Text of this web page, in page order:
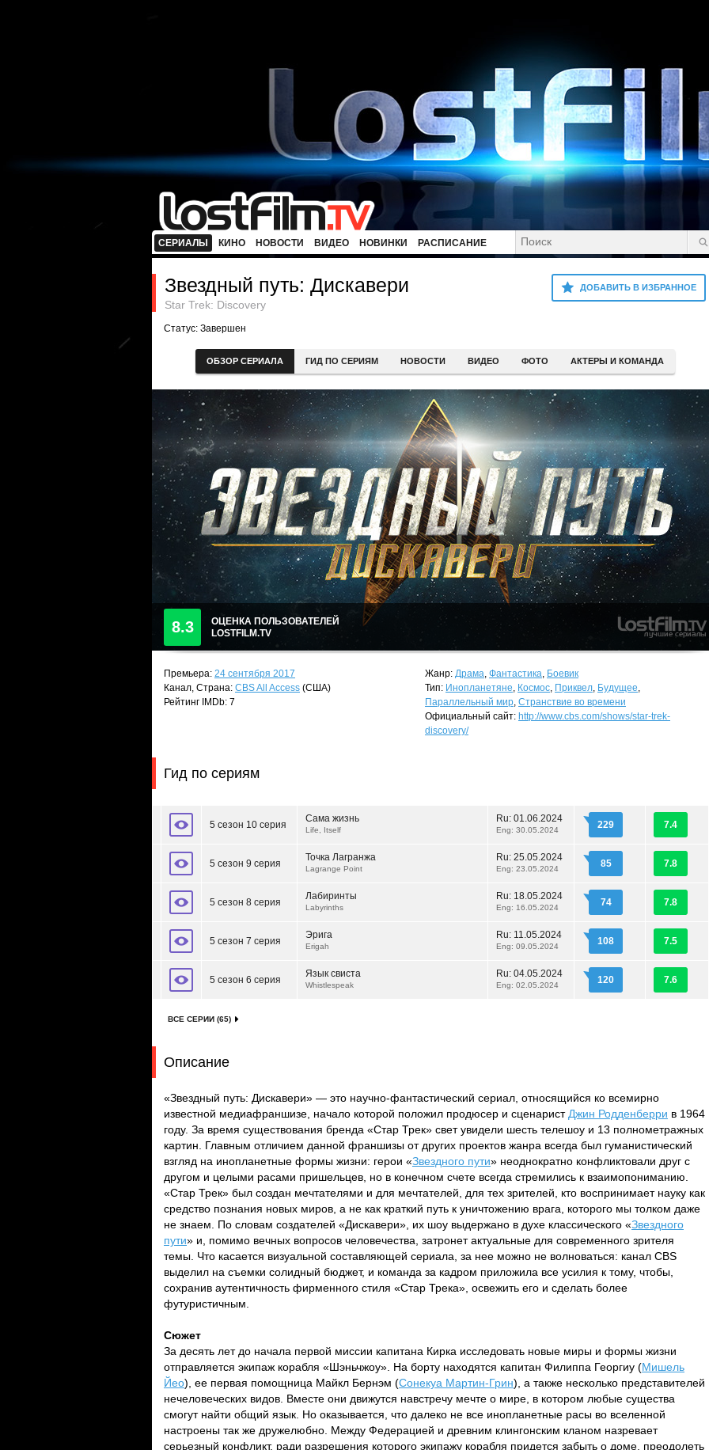
СЕРИАЛЫ КИНО НОВОСТИ ВИДЕО НОВИНКИ РАСПИСАНИЕ
ДОБАВИТЬ В ИЗБРАННОЕ
Звездный путь: Дискавери
Star Trek: Discovery
Статус: Завершен
ОБЗОР СЕРИАЛА ГИД ПО СЕРИЯМ НОВОСТИ ВИДЕО ФОТО АКТЕРЫ И КОМАНДА
8.3
ОЦЕНКА ПОЛЬЗОВАТЕЛЕЙ
LOSTFILM.TV
Премьера: 24 сентября 2017
Канал, Страна: CBS All Access (США)
Рейтинг IMDb: 7
Жанр: Драма, Фантастика, Боевик
Тип: Инопланетяне, Космос, Приквел, Будущее,
Параллельный мир, Странствие во времени
Официальный сайт: http://www.cbs.com/shows/star-trek-
discovery/
Гид по сериям
5 сезон 10 серия
Сама жизнь
Life, Itself
Ru: 01.06.2024
Eng: 30.05.2024 229 7.4
5 сезон 9 серия
Точка Лагранжа
Lagrange Point
Ru: 25.05.2024
Eng: 23.05.2024 85 7.8
5 сезон 8 серия
Лабиринты
Labyrinths
Ru: 18.05.2024
Eng: 16.05.2024 74 7.8
5 сезон 7 серия
Эрига
Erigah
Ru: 11.05.2024
Eng: 09.05.2024 108 7.5
5 сезон 6 серия
Язык свиста
Whistlespeak
Ru: 04.05.2024
Eng: 02.05.2024 120 7.6
ВСЕ СЕРИИ (65)
Описание
«Звездный путь: Дискавери» — это научно-фантастический сериал, относящийся ко всемирно
известной медиафраншизе, начало которой положил продюсер и сценарист Джин Родденберри в 1964
году. За время существования бренда «Стар Трек» свет увидели шесть телешоу и 13 полнометражных
картин. Главным отличием данной франшизы от других проектов жанра всегда был гуманистический
взгляд на инопланетные формы жизни: герои «Звездного пути» неоднократно конфликтовали друг с
другом и целыми расами пришельцев, но в конечном счете всегда стремились к взаимопониманию.
«Стар Трек» был создан мечтателями и для мечтателей, для тех зрителей, кто воспринимает науку как
средство познания новых миров, а не как краткий путь к уничтожению врага, которого мы толком даже
не знаем. По словам создателей «Дискавери», их шоу выдержано в духе классического «Звездного
пути» и, помимо вечных вопросов человечества, затронет актуальные для современного зрителя
темы. Что касается визуальной составляющей сериала, за нее можно не волноваться: канал CBS
выделил на съемки солидный бюджет, и команда за кадром приложила все усилия к тому, чтобы,
сохранив аутентичность фирменного стиля «Стар Трека», освежить его и сделать более
футуристичным.
Сюжет
За десять лет до начала первой миссии капитана Кирка исследовать новые миры и формы жизни
отправляется экипаж корабля «Шэньчжоу». На борту находятся капитан Филиппа Георгиу (Мишель
Йео), ее первая помощница Майкл Бернэм (Сонекуа Мартин-Грин), а также несколько представителей
нечеловеческих видов. Вместе они движутся навстречу мечте о мире, в котором любые существа
смогут найти общий язык. Но оказывается, что далеко не все инопланетные расы во вселенной
настроены так же дружелюбно. Между Федерацией и древним клингонским кланом назревает
серьезный конфликт, ради разрешения которого экипажу корабля придется забыть о доме, преодолеть